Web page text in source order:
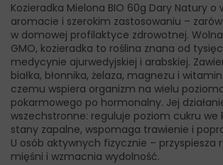
Kozieradka Mielona BIO 60g Dary Natury o
aromacie i szerokim zastosowaniu –
w domowej profilaktyce zdrowotnej.
GMO, kozieradka to roślina znana od
medycynie ajurwedyjskiej i arabskiej.
białka, błonnika, żelaza, magnezu i
czemu wspiera organizm na wielu
pokarmowego po hormonalny. Jej
wszechstronne: reguluje poziom cukru we
stany zapalne, wspomaga trawienie i
U osób aktywnych fizycznie – przyspiesza
mięśni i wzmacnia wydolność.